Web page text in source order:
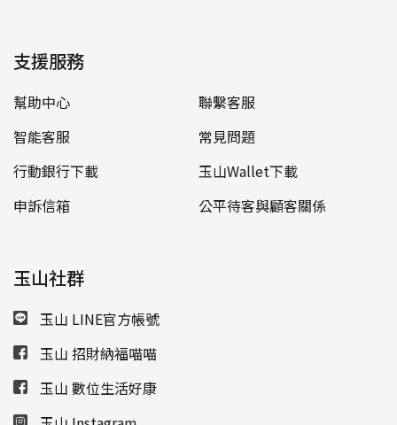
支援服務
幫助中心
聯繫客服
智能客服
常見問題
行動銀行下載
玉山Wallet下載
申訴信箱
公平待客與顧客關係
玉山社群
玉山 LINE官方帳號
玉山 招財納福喵喵
玉山 數位生活好康